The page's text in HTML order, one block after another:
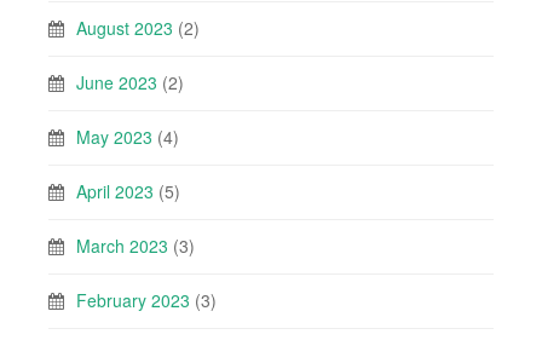
August 2023 (2)
June 2023 (2)
May 2023 (4)
April 2023 (5)
March 2023 (3)
February 2023 (3)